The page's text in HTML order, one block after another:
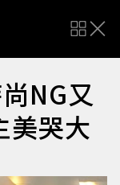
NG又
美哭大